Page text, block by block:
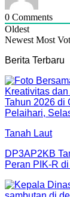
0 Comments
Oldest
Newest Most
Berita Terbaru
Tanah Laut
DP3AP2KB
Peran PIK-R